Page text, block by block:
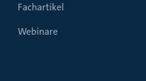
Fachartikel
Webinare